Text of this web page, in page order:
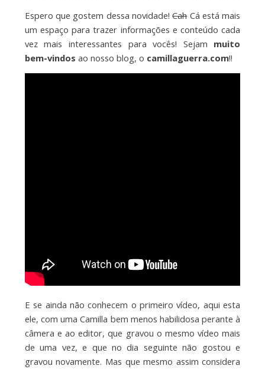
Espero que gostem dessa novidade!CahCá está mais
um espaço para trazer informações e conteúdo cada
vez mais interessantes para vocês! Sejam muito
bem-vindos ao nosso blog, o camillaguerra.com!!
E se ainda não conhecem o primeiro vídeo, aqui esta
ele, com uma Camilla bem menos habilidosa perante à
câmera e ao editor, que gravou o mesmo vídeo mais
de uma vez, e que no dia seguinte não gostou e
gravou novamente. Mas que mesmo assim considera